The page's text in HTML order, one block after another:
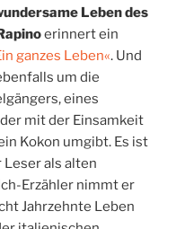
Leben des
erinnert ein
ganzes Leben«. Und
um die
eines
mit der Einsamkeit
Kokon umgibt. Es ist
als alten
Erzähler nimmt er
Jahrzehnte Leben